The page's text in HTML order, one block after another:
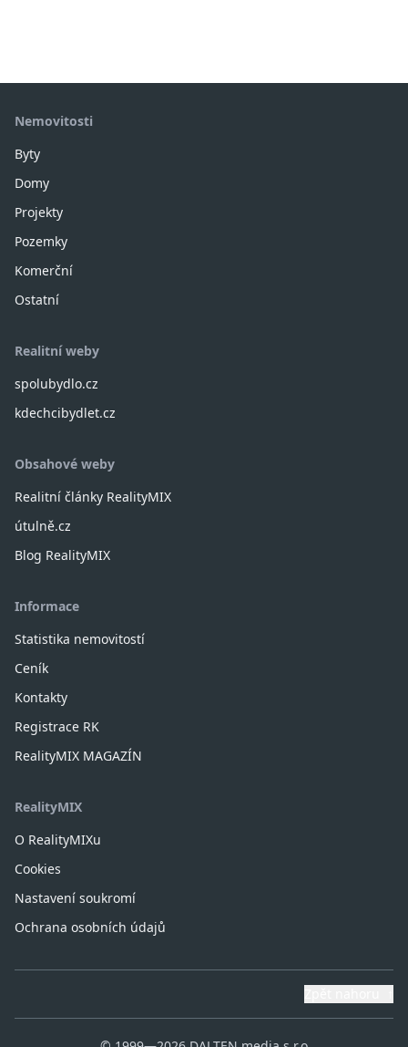
Nemovitosti
Byty
Domy
Projekty
Pozemky
Komerční
Ostatní
Realitní weby
spolubydlo.cz
kdechcibydlet.cz
Obsahové weby
Realitní články RealityMIX
útulně.cz
Blog RealityMIX
Informace
Statistika nemovitostí
Ceník
Kontakty
Registrace RK
RealityMIX MAGAZÍN
RealityMIX
O RealityMIXu
Cookies
Nastavení soukromí
Ochrana osobních údajů